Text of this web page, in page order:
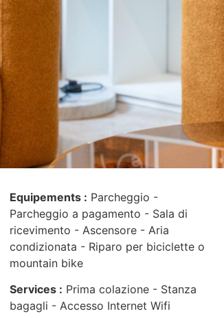
Equipements : Parcheggio -
Parcheggio a pagamento - Sala di
ricevimento - Ascensore - Aria
condizionata - Riparo per biciclette o
mountain bike
Services : Prima colazione - Stanza
bagagli - Accesso Internet Wifi